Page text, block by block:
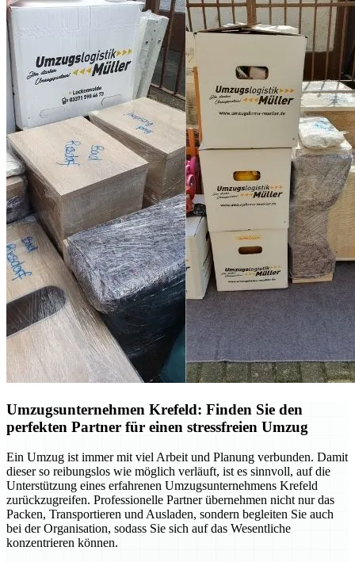
Umzugsunternehmen Krefeld: Finden Sie den
perfekten Partner für einen stressfreien Umzug
Ein Umzug ist immer mit viel Arbeit und Planung verbunden. Damit
dieser so reibungslos wie möglich verläuft, ist es sinnvoll, auf die
Unterstützung eines erfahrenen Umzugsunternehmens Krefeld
zurückzugreifen. Professionelle Partner übernehmen nicht nur das
Packen, Transportieren und Ausladen, sondern begleiten Sie auch
bei der Organisation, sodass Sie sich auf das Wesentliche
konzentrieren können.